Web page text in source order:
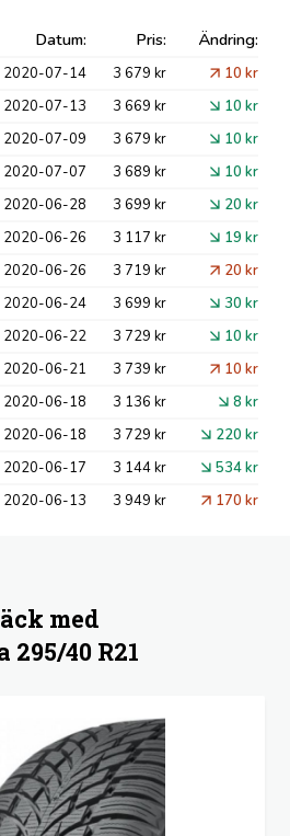
Datum: Pris: Ändring:
2020-07-14 3 679 kr
10 kr
2020-07-13 3 669 kr
10 kr
2020-07-09 3 679 kr
10 kr
2020-07-07 3 689 kr
10 kr
2020-06-28 3 699 kr
20 kr
2020-06-26 3 117 kr
19 kr
2020-06-26 3 719 kr
20 kr
2020-06-24 3 699 kr
30 kr
2020-06-22 3 729 kr
10 kr
2020-06-21 3 739 kr
10 kr
2020-06-18 3 136 kr
8 kr
2020-06-18 3 729 kr
220 kr
2020-06-17 3 144 kr
534 kr
2020-06-13 3 949 kr 170 kr
med
40 R21